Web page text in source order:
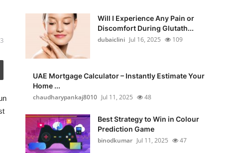
Will I Experience Any Pain or
Discomfort During Glutath...
dubaiclini Jul 16, 2025 109
UAE Mortgage Calculator – Instantly Estimate Your
Home ...
chaudharypankaj8010 Jul 11, 2025 48
Best Strategy to Win in Colour
Prediction Game
binodkumar Jul 11, 2025 47